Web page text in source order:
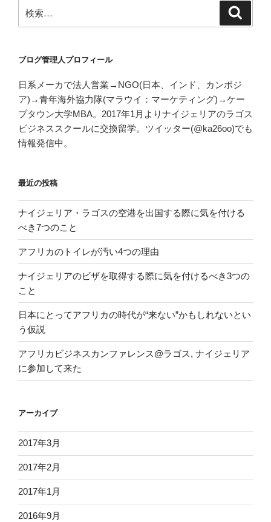
ン
索:
ブログ管理人プロフィール
日系メーカで法人営業→NGO(日本、インド、カンボジ
ア)→青年海外協力隊(マラウイ：マーケティング)→ケー
プタウン大学MBA。2017年1月よりナイジェリアのラゴス
ビジネススクールに交換留学。ツイッター(@ka26oo)でも
情報発信中。
最近の投稿
ナイジェリア・ラゴスの空港を出国する際に気を付ける
べき7つのこと
アフリカのトイレが汚い4つの理由
ナイジェリアのビザを取得する際に気を付けるべき3つの
こと
日本にとってアフリカの時代が“来ない”かもしれないとい
う仮説
アフリカビジネスカンファレンス@ラゴス, ナイジェリア
に参加して来た
アーカイブ
2017年3月
2017年2月
2017年1月
2016年9月